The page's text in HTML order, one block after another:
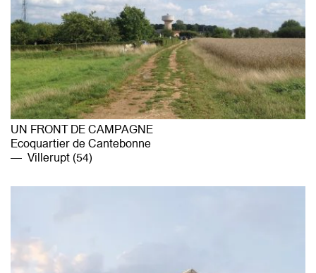
UN FRONT DE CAMPAGNE
Ecoquartier de Cantebonne
Villerupt (54)